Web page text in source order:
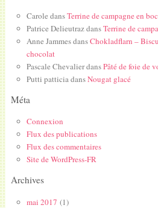
Carole dansTerrine de campagne en
Patrice DelieutrazdansTerrine de
Anne JammesdansChokladflarn –
chocolat
Pascale ChevalierdansPâté de foie de
Putti patticia dansNougat glacé
Méta
Connexion
Flux des publications
Flux des commentaires
Site de WordPress-FR
Archives
mai 2017 (1)